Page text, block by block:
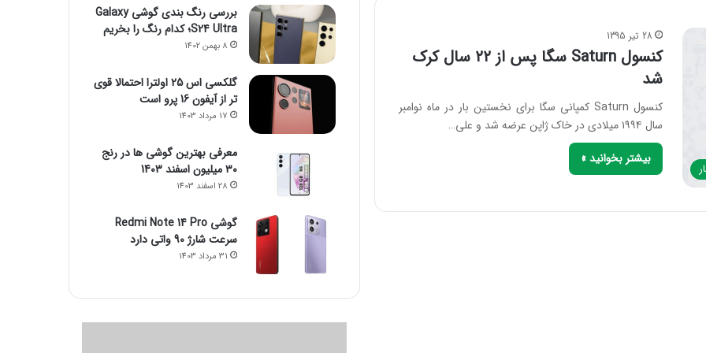
28 تیر 1395
کنسول Saturn سگا پس از ۲۲ سال کرک
شد
کنسول Saturn کمپانی سگا برای نخستین بار در ماه نوامبر
سال ۱۹۹۴ میلادی در خاک ژاپن عرضه شد و علی…
بیشتر بخوانید »
بررسی رنگ بندی گوشی Galaxy
S24 Ultra؛ کدام رنگ را بخریم
8 بهمن 1402
گلکسی اس 25 اولترا احتمالا قوی
تر از آیفون 16 پرو است
17 مرداد 1403
معرفی بهترین گوشی ها در رنج
۳۰ میلیون اسفند 1403
28 اسفند 1403
گوشی Redmi Note 14 Pro
سرعت شارژ 90 واتی دارد
31 مرداد 1403